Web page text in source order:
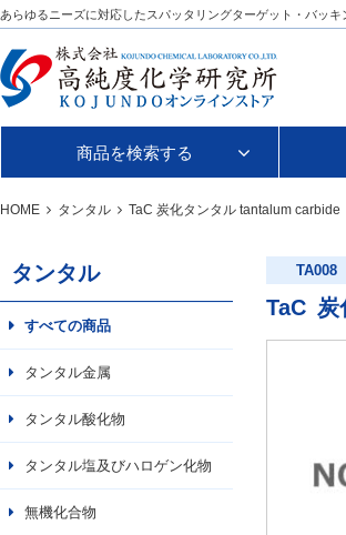
あらゆるニーズに対応したスパッタリングターゲット・バッ
商品を検索する
HOME タンタル TaC 炭化タンタル tantalum carbide
タンタル
すべての商品
タンタル金属
タンタル酸化物
タンタル塩及びハロゲン化物
無機化合物
TA008
TaC 炭